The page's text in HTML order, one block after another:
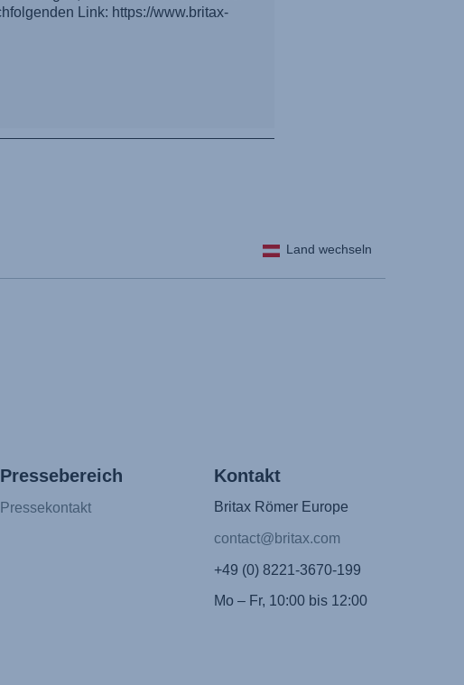
Land wechseln
Pressebereich
Pressekontakt
Kontakt
Britax Römer Europe
contact@britax.com
+49 (0) 8221-3670-199
Mo – Fr, 10:00 bis 12:00